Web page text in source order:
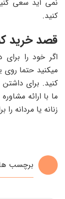
نمی آید سعی
کنید.
قصد خرید
اگر خود را
میکنید حتما
کنید. برای
ما با ارائه
زنانه یا مردانه را
برچسب